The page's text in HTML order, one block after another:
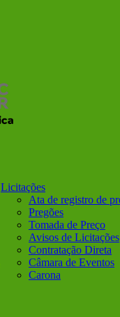
Licitações
Ata de registro de
Pregões
Tomada de Preço
Avisos de Licitações
Contratação Direta
Câmara de Eventos
Carona